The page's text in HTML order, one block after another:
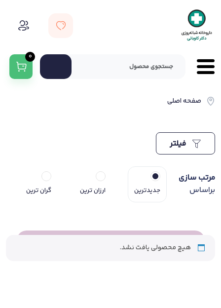
0
صفحه اصلی
مرتب سازی
براساس
جدیدترین ارزان ترین گران ترین
هیچ محصولی یافت نشد.